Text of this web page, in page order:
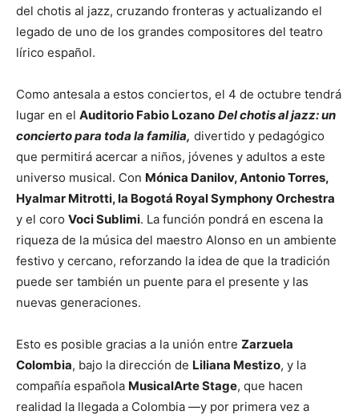
del chotis al jazz, cruzando fronteras y actualizando el
legado de uno de los grandes compositores del teatro
lírico español.
Como antesala a estos conciertos, el 4 de octubre tendrá
lugar en el Auditorio Fabio Lozano Del chotis al jazz: un
concierto para toda la familia, divertido y pedagógico
que permitirá acercar a niños, jóvenes y adultos a este
universo musical. Con Mónica Danilov, Antonio Torres,
Hyalmar Mitrotti, la Bogotá Royal Symphony Orchestra
y el coro Voci Sublimi. La función pondrá en escena la
riqueza de la música del maestro Alonso en un ambiente
festivo y cercano, reforzando la idea de que la tradición
puede ser también un puente para el presente y las
nuevas generaciones.
Esto es posible gracias a la unión entre Zarzuela
Colombia, bajo la dirección de Liliana Mestizo, y la
compañía española MusicalArte Stage, que hacen
realidad la llegada a Colombia —y por primera vez a